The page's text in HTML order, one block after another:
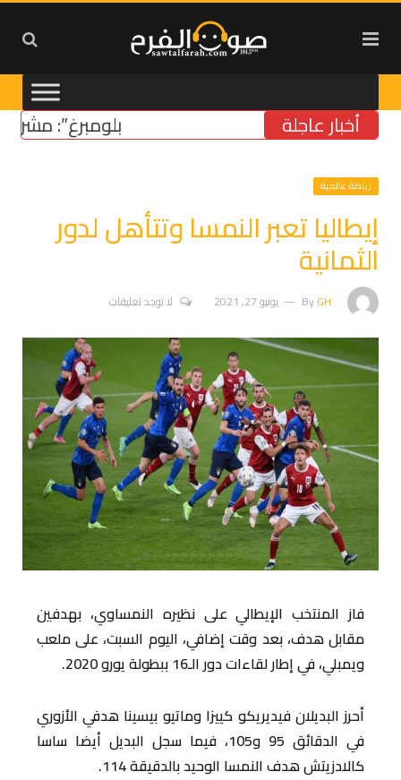
أخبار عاجلة “بلومبرغ”: مشروع
رياضة عالمية
إيطاليا تعبر النمسا وتتأهل لدور
الثمانية
ByGH يونيو 27, 2021 لا توجد تعليقات
فاز المنتخب الإيطالي على نظيره النمساوي، بهدفين
مقابل هدف، بعد وقت إضافي، اليوم السبت، على ملعب
ويمبلي، في إطار لقاءات دور الـ16 ببطولة يورو 2020.
أحرز البديلان فيديريكو كييزا وماتيو بيسينا هدفي الأزوري
في الدقائق 95 و105، فيما سجل البديل أيضا ساسا
كالادزيتش هدف النمسا الوحيد بالدقيقة 114.